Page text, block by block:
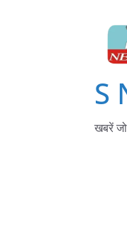
S
खबरें